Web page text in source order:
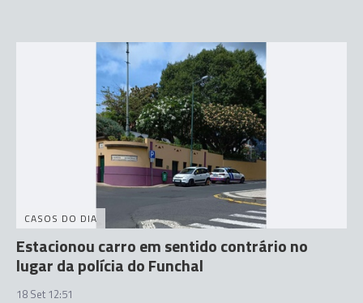
CASOS DO DIA
Estacionou carro em sentido contrário no
lugar da polícia do Funchal
18 Set 12:51